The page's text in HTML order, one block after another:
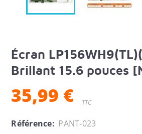
Écran
Brillant 15.6 pouces
35,99 € TTC
Référence: PANT-023